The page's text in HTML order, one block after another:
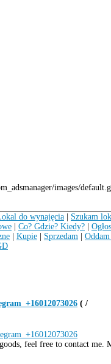
do wynajęcia | Szukam
| Co? Gdzie? Kiedy? |
| Kupie | Sprzedam |
( /
feel free to contact me.